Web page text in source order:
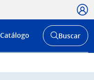
Menú
deAbrir
buscador
Buscar